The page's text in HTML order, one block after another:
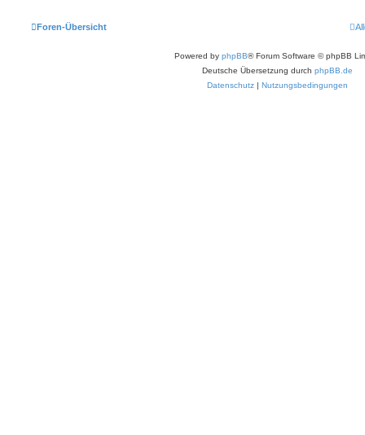
Foren-Übersicht
Powered by phpBB® Forum Software © phpBB
Deutsche Übersetzung durch phpBB.de
Datenschutz | Nutzungsbedingungen